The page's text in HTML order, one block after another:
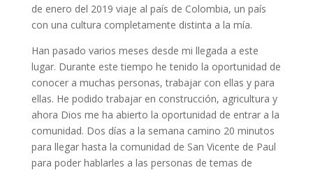
de enero del 2019 viaje al país de Colombia, un país
con una cultura completamente distinta a la mía.
Han pasado varios meses desde mi llegada a este
lugar. Durante este tiempo he tenido la oportunidad de
conocer a muchas personas, trabajar con ellas y para
ellas. He podido trabajar en construcción, agricultura y
ahora Dios me ha abierto la oportunidad de entrar a la
comunidad. Dos días a la semana camino 20 minutos
para llegar hasta la comunidad de San Vicente de Paul
para poder hablarles a las personas de temas de